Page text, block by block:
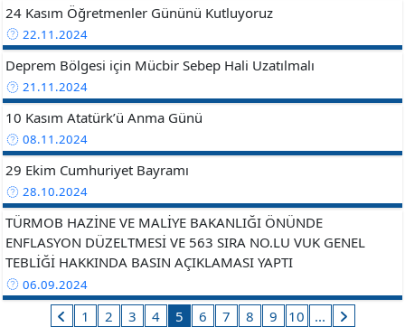
24 Kasım Öğretmenler Gününü Kutluyoruz
22.11.2024
Deprem Bölgesi için Mücbir Sebep Hali Uzatılmalı
21.11.2024
10 Kasım Atatürk’ü Anma Günü
08.11.2024
29 Ekim Cumhuriyet Bayramı
28.10.2024
TÜRMOB HAZİNE VE MALİYE BAKANLIĞI ÖNÜNDE
ENFLASYON DÜZELTMESİ VE 563 SIRA NO.LU VUK GENEL
TEBLİĞİ HAKKINDA BASIN AÇIKLAMASI YAPTI
06.09.2024
1 2 3 4 5 6 7 8 9 10 ...